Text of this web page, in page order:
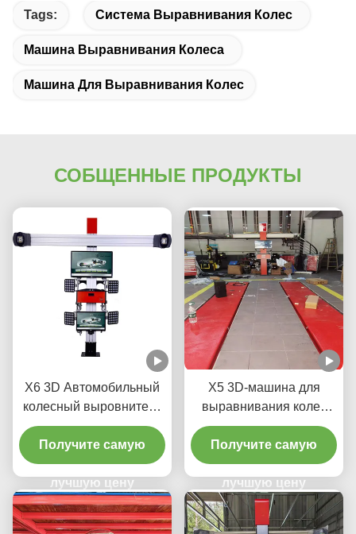
Tags: Система Выравнивания Колес
Машина Выравнивания Колеса
Машина Для Выравнивания Колес
СОБЩЕННЫЕ ПРОДУКТЫ
X6 3D Автомобильный
колесный выровнитель
для автомобильного
магазина
Получите самую
лучшую цену
X5 3D-машина для
выравнивания колес
для точной регулировки
шин
Получите самую
лучшую цену